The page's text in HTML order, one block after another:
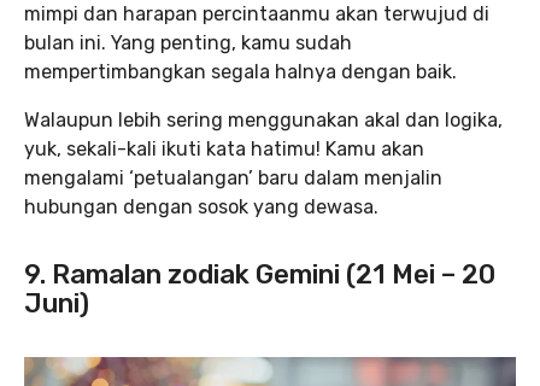
mimpi dan harapan percintaanmu akan terwujud di
bulan ini. Yang penting, kamu sudah
mempertimbangkan segala halnya dengan baik.
Walaupun lebih sering menggunakan akal dan logika,
yuk, sekali-kali ikuti kata hatimu! Kamu akan
mengalami ‘petualangan’ baru dalam menjalin
hubungan dengan sosok yang dewasa.
9. Ramalan zodiak Gemini (21 Mei – 20
Juni)